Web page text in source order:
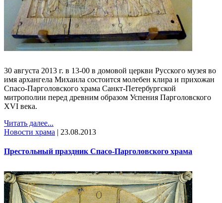
30 августа 2013 г. в 13-00 в домовой церкви Русского музея во
имя архангела Михаила состоится молебен клира и прихожан
Спасо-Парголовского храма Санкт-Петербургской
митрополии перед древним образом Успения Парголовского
XVI века.
Читать далее...
Новости храма | 23.08.2013
Престольный праздник Спасо-Парголовского храма